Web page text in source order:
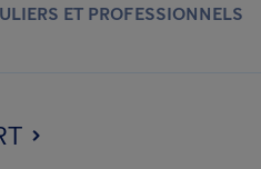
ET PROFESSIONNELS